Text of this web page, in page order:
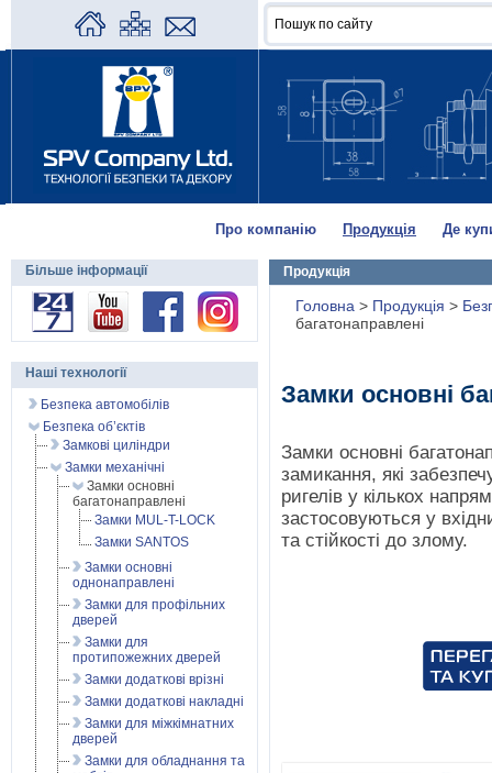
Про компанію Продукція Де
Продукція
Головна > Продукція >
багатонаправлені
Замки основні
Замки основні
замикання, які
ригелів у кількох
застосовуються у
та стійкості до злому.
Більше інформації
Наші технології
Безпека автомобілів
Безпека об’єктів
Замкові циліндри
Замки механічні
Замки основні
багатонаправлені
Замки MUL-T-LOCK
Замки SANTOS
Замки основні
однонаправлені
Замки для профільних
дверей
Замки для
протипожежних дверей
Замки додаткові врізні
Замки додаткові накладні
Замки для міжкімнатних
дверей
Замки для обладнання та